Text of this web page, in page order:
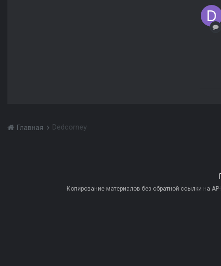
Главная Dedcorney
Копирование материалов без обратной ссылки на